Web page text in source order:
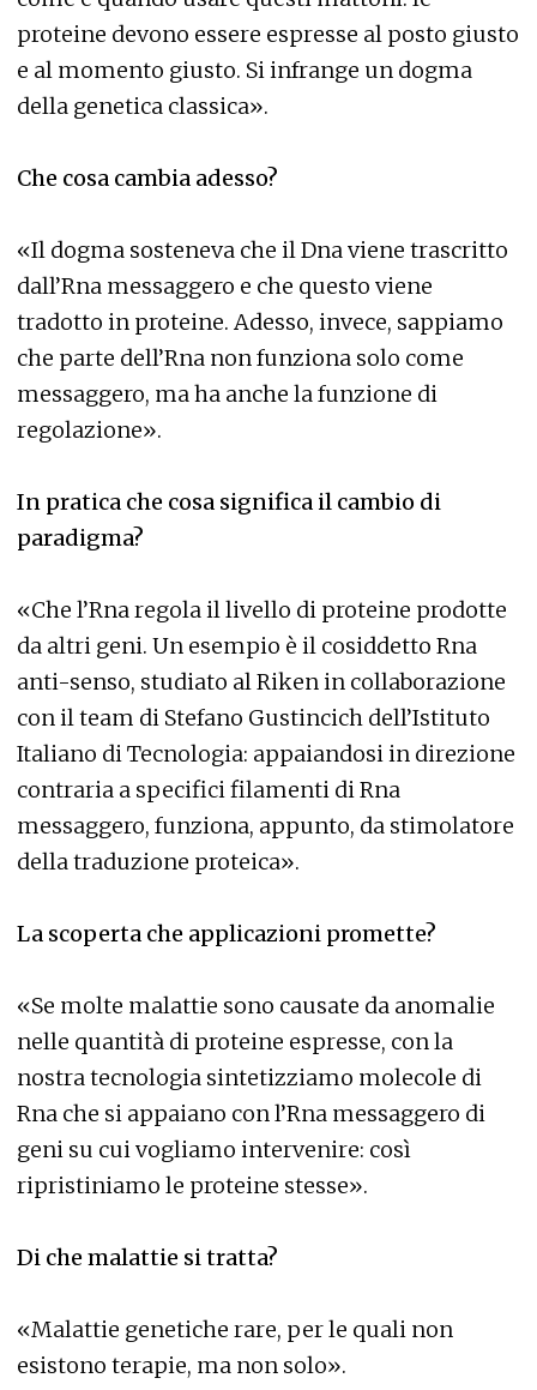
proteine devono essere espresse al posto giusto
e al momento giusto. Si infrange un dogma
della genetica classica».
Che cosa cambia adesso?
«Il dogma sosteneva che il Dna viene trascritto
dall’Rna messaggero e che questo viene
tradotto in proteine. Adesso, invece, sappiamo
che parte dell’Rna non funziona solo come
messaggero, ma ha anche la funzione di
regolazione».
In pratica che cosa significa il cambio di
paradigma?
«Che l’Rna regola il livello di proteine prodotte
da altri geni. Un esempio è il cosiddetto Rna
anti-senso, studiato al Riken in collaborazione
con il team di Stefano Gustincich dell’Istituto
Italiano di Tecnologia: appaiandosi in direzione
contraria a specifici filamenti di Rna
messaggero, funziona, appunto, da stimolatore
della traduzione proteica».
La scoperta che applicazioni promette?
«Se molte malattie sono causate da anomalie
nelle quantità di proteine espresse, con la
nostra tecnologia sintetizziamo molecole di
Rna che si appaiano con l’Rna messaggero di
geni su cui vogliamo intervenire: così
ripristiniamo le proteine stesse».
Di che malattie si tratta?
«Malattie genetiche rare, per le quali non
esistono terapie, ma non solo».